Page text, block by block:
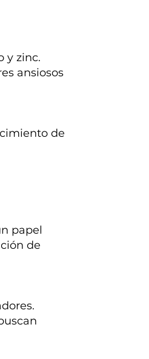
y zinc.
ansiosos
de
papel
de